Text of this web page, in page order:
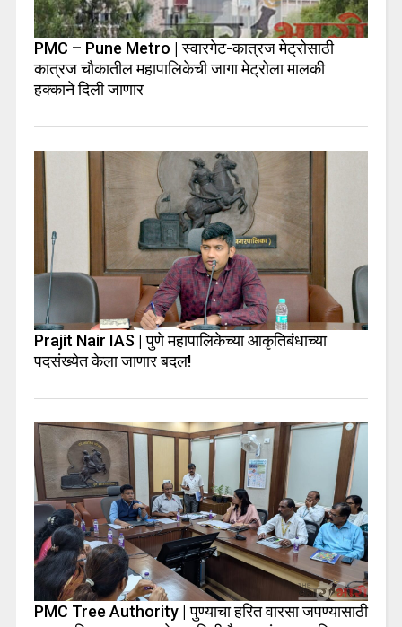
PMC – Pune Metro | स्वारगेट-कात्रज मेट्रोसाठी
कात्रज चौकातील महापालिकेची जागा मेट्रोला मालकी
हक्काने दिली जाणार
Prajit Nair IAS | पुणे महापालिकेच्या आकृतिबंधाच्या
पदसंख्येत केला जाणार बदल!
PMC Tree Authority | पुण्याचा हरित वारसा जपण्यासाठी